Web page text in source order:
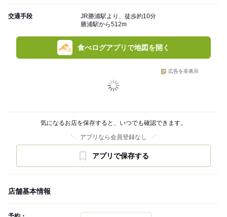
交通手段
JR勝浦駅より、徒歩約10分
勝浦駅から512m
食べログアプリで地図を開く
広告を非表示
気になるお店を保存すると、いつでも確認できます。
アプリなら会員登録なし
アプリで保存する
店舗基本情報